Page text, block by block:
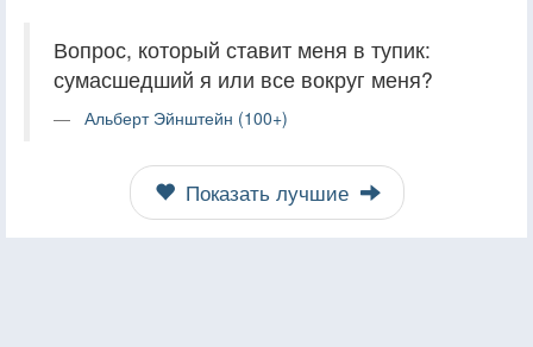
Вопрос, который ставит меня в тупик:
сумасшедший я или все вокруг меня?
Альберт Эйнштейн (100+)
Показать лучшие